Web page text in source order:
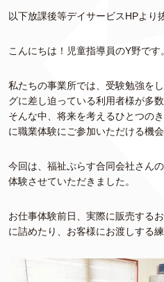
以下放課後等デイサービスHPより
こんにちは！児童指導員のY野です。
私たちの事業所では、受験勉強を
グに差し迫っている利用者様が多
そんな中、将来を考えるひとつの
に職業体験にご参加いただける機
今回は、福祉ぷらす合同会社さん
体験させていただきました。
お仕事体験前日、実際に販売する
に詰めたり、お客様にお渡しする練